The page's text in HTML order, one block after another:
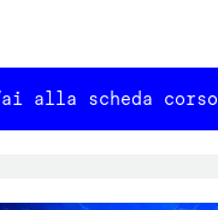
alla scheda corso